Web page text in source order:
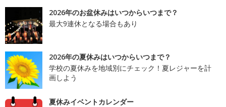
2026年のお盆休みはいつからいつまで？
最大9連休となる場合もあり
2026年の夏休みはいつからいつまで？
学校の夏休みを地域別にチェック！夏レジャーを計
画しよう
夏休みイベントカレンダー